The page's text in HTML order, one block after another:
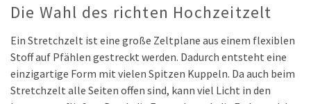
Die Wahl des richten Hochzeitzelt
Ein Stretchzelt ist eine große Zeltplane aus einem flexiblen
Stoff auf Pfählen gestreckt werden. Dadurch entsteht eine
einzigartige Form mit vielen Spitzen Kuppeln. Da auch beim
Stretchzelt alle Seiten offen sind, kann viel Licht in den